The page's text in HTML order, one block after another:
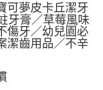
費
查看運費
可夢皮卡丘潔牙
牙膏／草莓風味
傷牙／幼兒園必
潔齒用品／不辛